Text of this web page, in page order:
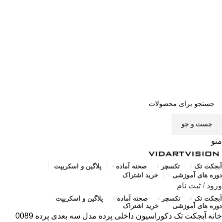
جست و جو
منو
آبجکت تک تکسچر صحنه آماده
پلاگین و اسکریپت
دوره های آموزشی
خرید اشتراک
ورود / ثبت نام
آبجکت تک تکسچر صحنه آماده
پلاگین و اسکریپت
دوره های آموزشی
خرید اشتراک
خانه آبجکت تک دکوراسیون داخلی پرده مدل سه بعدی پرده 0089